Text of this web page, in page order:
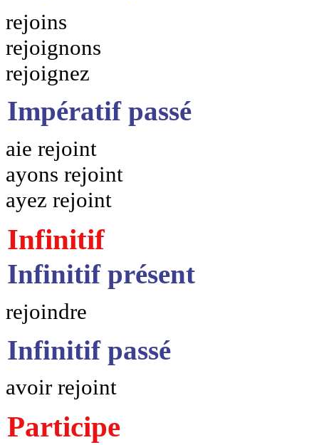
rejoins
rejoignons
rejoignez
Impératif passé
aie rejoint
ayons rejoint
ayez rejoint
Infinitif
Infinitif présent
rejoindre
Infinitif passé
avoir rejoint
Participe